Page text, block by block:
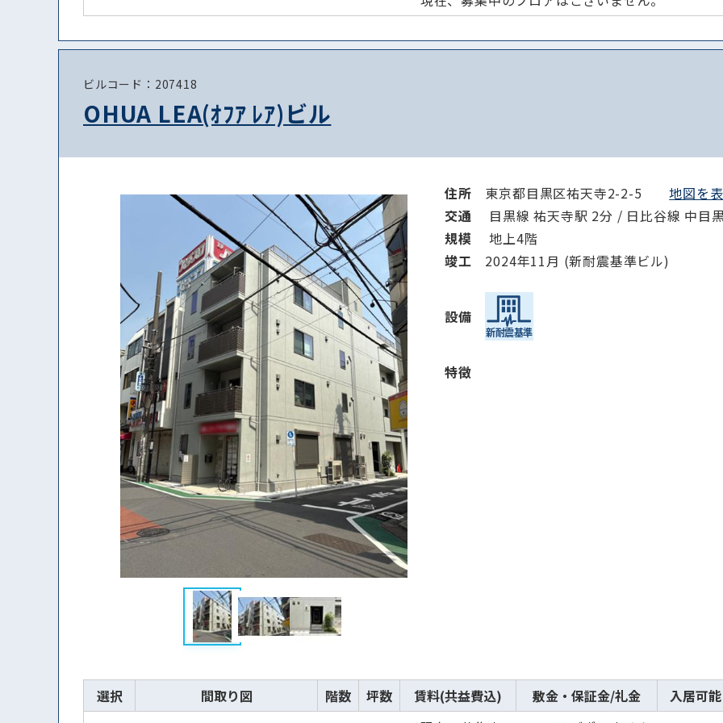
ビルコード：207418
OHUA LEA(ｵﾌｱ ﾚｱ)ビル
住所 東京都目黒区祐天寺2-2-5地図を
交通
目黒線 祐天寺駅 2分 / 日比谷線 中目
規模
地上4階
竣⼯ 2024年11月 (新耐震基準ビル)
設備
特徴
選択 間取り図 階数 坪数 賃料(共益費込) 敷金・保証金/礼金 入居可